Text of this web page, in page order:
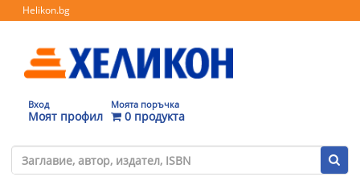
Helikon.bg
Вход
Моят профил
Моята поръчка
0 продукта